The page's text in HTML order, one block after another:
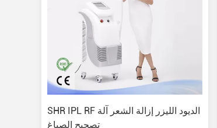
SHR IPL RF الديود الليزر إزالة الشعر آلة
تصحيح الصباغ